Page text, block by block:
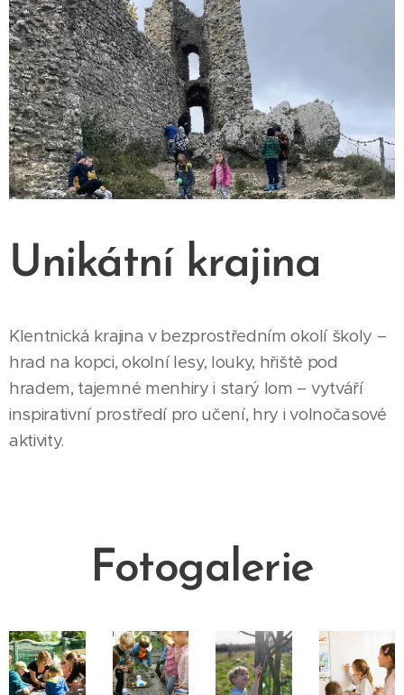
Unikátní krajina
Klentnická krajina v bezprostředním okolí školy –
hrad na kopci, okolní lesy, louky, hřiště pod
hradem, tajemné menhiry i starý lom – vytváří
inspirativní prostředí pro učení, hry i volnočasové
aktivity.
Fotogalerie